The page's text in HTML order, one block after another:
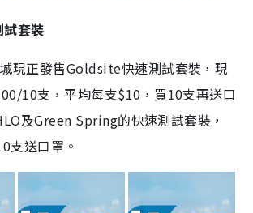
套裝
現正發售Goldsite快速測試套裝，現
10支，平均每支$10，買10支再送口
及Green Spring的快速測試套裝，
支送口罩。